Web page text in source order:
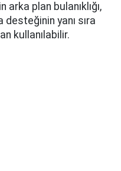
plan bulanıklığı,
yanı sıra
kullanılabilir.